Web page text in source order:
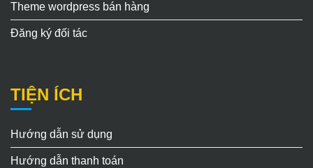
Theme wordpress bán hàng
Đăng ký đối tác
TIỆN ÍCH
Hướng dẫn sử dụng
Hướng dẫn thanh toán